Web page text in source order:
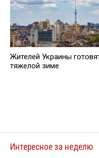
Жителей Украины
тяжелой зиме
Интересное за неделю